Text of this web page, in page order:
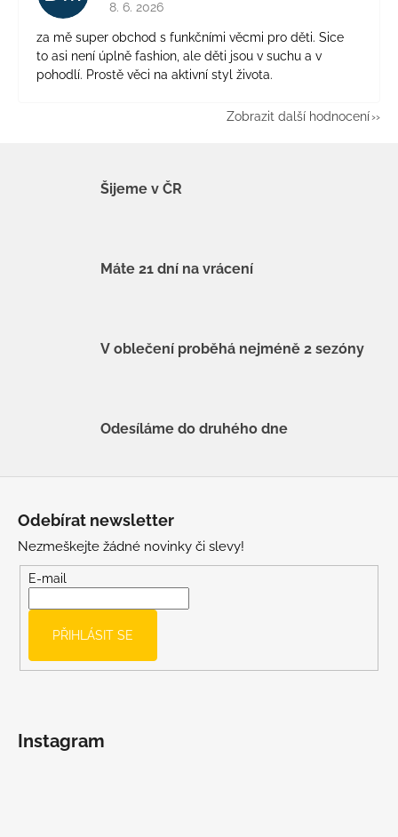
8. 6. 2026
za mě super obchod s funkčními věcmi pro děti. Sice
to asi není úplně fashion, ale děti jsou v suchu a v
pohodlí. Prostě věci na aktivní styl života.
Zobrazit další hodnocení
Šijeme v ČR
Máte 21 dní na vrácení
V oblečení proběhá nejméně 2 sezóny
Odesíláme do druhého dne
Odebírat newsletter
Nezmeškejte žádné novinky či slevy!
E-mail
PŘIHLÁSIT SE
Instagram